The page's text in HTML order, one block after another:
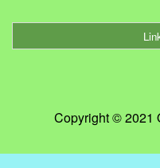
Copyright © 2021